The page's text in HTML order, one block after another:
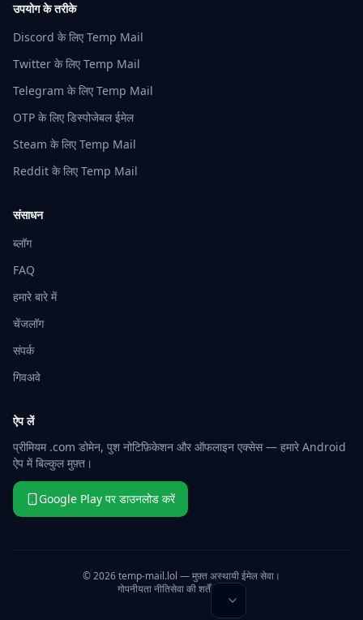
उपयोग के तरीके
Discord के लिए Temp Mail
Twitter के लिए Temp Mail
Telegram के लिए Temp Mail
OTP के लिए डिस्पोजेबल ईमेल
Steam के लिए Temp Mail
Reddit के लिए Temp Mail
संसाधन
ब्लॉग
FAQ
हमारे बारे में
चेंजलॉग
संपर्क
गिवअवे
ऐप लें
प्रीमियम .com डोमेन, पुश नोटिफ़िकेशन और ऑफलाइन एक्सेस — हमारे Android
ऐप में बिल्कुल मुफ़्त।
Google Play पर डाउनलोड करें
© 2026 temp-mail.lol — मुफ़्त अस्थायी ईमेल सेवा।
गोपनीयता नीतिसेवा की शर्तें